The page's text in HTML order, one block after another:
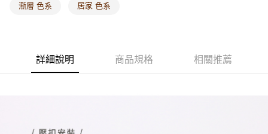
漸層 色系 居家 色系
詳細說明 商品規格 相關推薦